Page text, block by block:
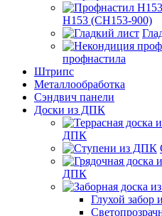
Н153 (СН153-900)
профнастила
Штрипс
Металлообработка
Сэндвич панели
Доски из ДПК
ДПК
ДПК
Глухой